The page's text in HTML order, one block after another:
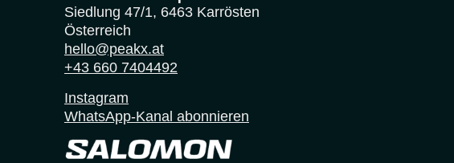
Big Mountain Freetouring Camp im Pitztal
EN
Siedlung 47/1, 6463 Karrösten
Österreich
hello@peakx.at
+43 660 7404492
Instagram
WhatsApp-Kanal abonnieren